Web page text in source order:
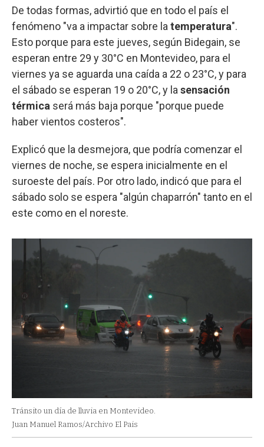
De todas formas, advirtió que en todo el país el
fenómeno "va a impactar sobre la temperatura".
Esto porque para este jueves, según Bidegain, se
esperan entre 29 y 30°C en Montevideo, para el
viernes ya se aguarda una caída a 22 o 23°C, y para
el sábado se esperan 19 o 20°C, y la sensación
térmica será más baja porque "porque puede
haber vientos costeros".
Explicó que la desmejora, que podría comenzar el
viernes de noche, se espera inicialmente en el
suroeste del país. Por otro lado, indicó que para el
sábado solo se espera "algún chaparrón" tanto en el
este como en el noreste.
Tránsito un día de lluvia en Montevideo.
Juan Manuel Ramos/Archivo El Pais